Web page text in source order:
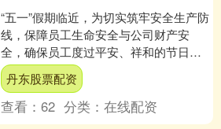
“五一”假期临近，为切实筑牢安全生产防
线，保障员工生命安全与公司财产安
全，确保员工度过平安、祥和的节日，
节前，华菱线缆（001208）以高位统
筹、全域排查、闭环....
丹东股票配资
查看：62 分类：在线配资